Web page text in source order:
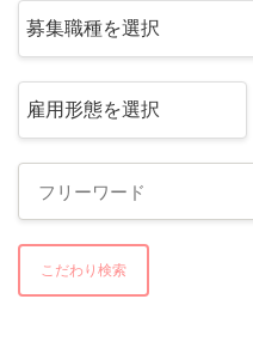
こだわり検索